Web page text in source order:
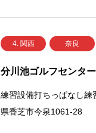
4. 関西 奈良
分川池ゴルフセンタ
練習設備打ちっぱなし
県香芝市今泉1061-28